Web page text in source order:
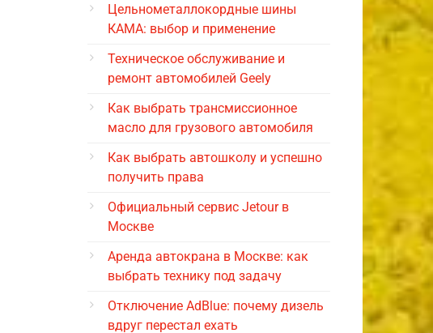
Цельнометаллокордные шины
КАМА: выбор и применение
Техническое обслуживание и
ремонт автомобилей Geely
Как выбрать трансмиссионное
масло для грузового автомобиля
Как выбрать автошколу и успешно
получить права
Официальный сервис Jetour в
Москве
Аренда автокрана в Москве: как
выбрать технику под задачу
Отключение AdBlue: почему дизель
вдруг перестал ехать